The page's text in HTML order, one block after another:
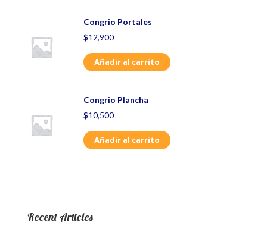
Congrio Portales
$12,900
Añadir al carrito
Congrio Plancha
$10,500
Añadir al carrito
Recent Articles